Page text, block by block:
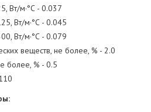
Вт/м·°С - 0.037
Вт/м·°С - 0.045
Вт/м·°С - 0.079
веществ, не более, % - 2.0
более, % - 0.5